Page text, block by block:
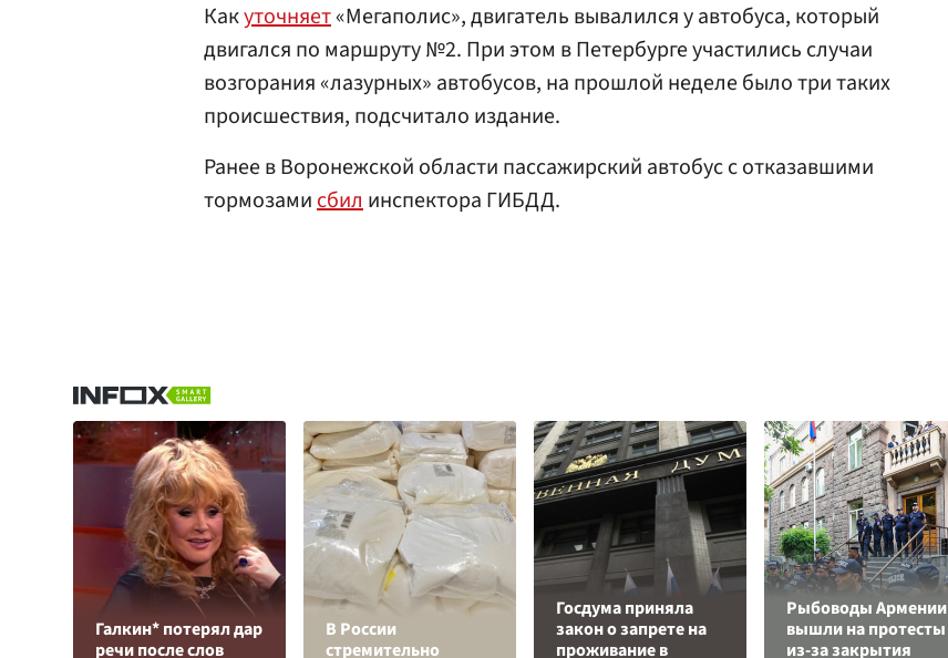
Какуточняет«Мегаполис», двигатель вывалился у автобуса, который
двигался по маршруту №2. При этом в Петербурге участились случаи
возгорания «лазурных» автобусов, на прошлой неделе было три таких
происшествия, подсчитало издание.
Ранее в Воронежской области пассажирский автобус с отказавшими
тормозамисбилинспектора ГИБДД.
Галкин* потерял дар
речи после слов
В России
стремительно
Госдума приняла
закон о запрете на
проживание в
Рыбоводы Армении
вышли на протесты
из-за закрытия